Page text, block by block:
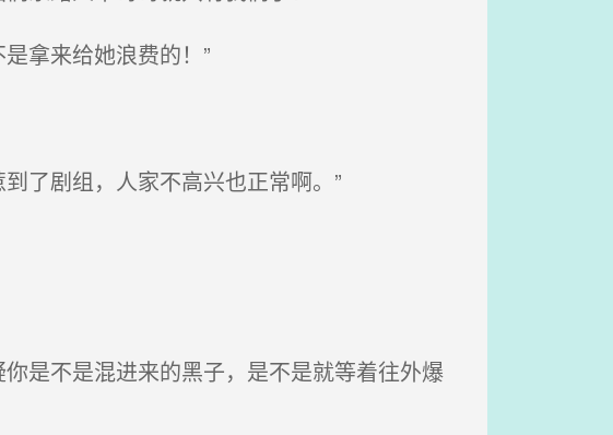
拿来给她浪费的！”
了剧组，人家不高兴也正常啊。”
是不是混进来的黑子，是不是就等着往外爆